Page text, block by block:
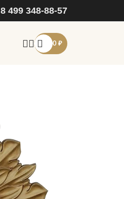
8 499 348-88-57
0₽